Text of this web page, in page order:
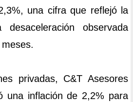
una cifra que reflejó la
observada
privadas, C&T Asesores
una inflación de 2,2% para